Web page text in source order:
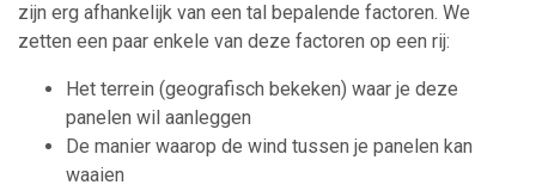
zijn erg afhankelijk van een tal bepalende factoren. We
zetten een paar enkele van deze factoren op een rij:
Het terrein (geografisch bekeken) waar je deze
panelen wil aanleggen
De manier waarop de wind tussen je panelen kan
waaien